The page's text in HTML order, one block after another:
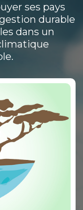
ses pays
durable
dans un